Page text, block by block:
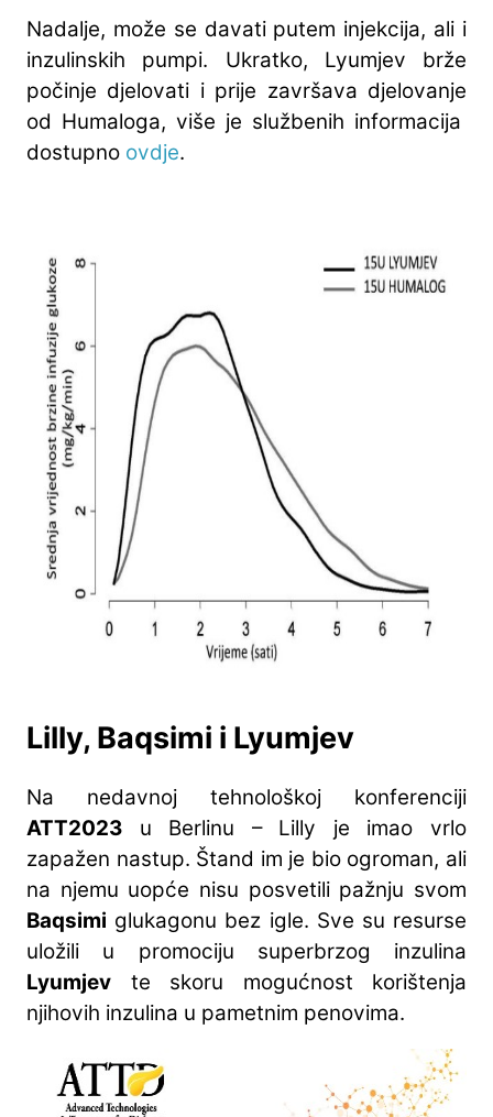
Nadalje, može se davati putem injekcija, ali i
inzulinskih pumpi. Ukratko, Lyumjev brže
počinje djelovati i prije završava djelovanje
od Humaloga, više je službenih informacija
dostupno ovdje.
Lilly, Baqsimi i Lyumjev
Na nedavnoj tehnološkoj konferenciji
ATT2023 u Berlinu – Lilly je imao vrlo
zapažen nastup. Štand im je bio ogroman, ali
na njemu uopće nisu posvetili pažnju svom
Baqsimi glukagonu bez igle. Sve su resurse
uložili u promociju superbrzog inzulina
Lyumjev te skoru mogućnost korištenja
njihovih inzulina u pametnim penovima.